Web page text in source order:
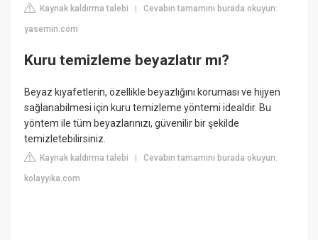
Kaynak kaldırma talebi |Cevabın tamamını burada okuyun:
yasemin.com
Kuru temizleme beyazlatır mı?
Beyaz kıyafetlerin, özellikle beyazlığını koruması ve hijyen
sağlanabilmesi için kuru temizleme yöntemi idealdir. Bu
yöntem ile tüm beyazlarınızı, güvenilir bir şekilde
temizletebilirsiniz.
Kaynak kaldırma talebi |Cevabın tamamını burada okuyun:
kolayyika.com